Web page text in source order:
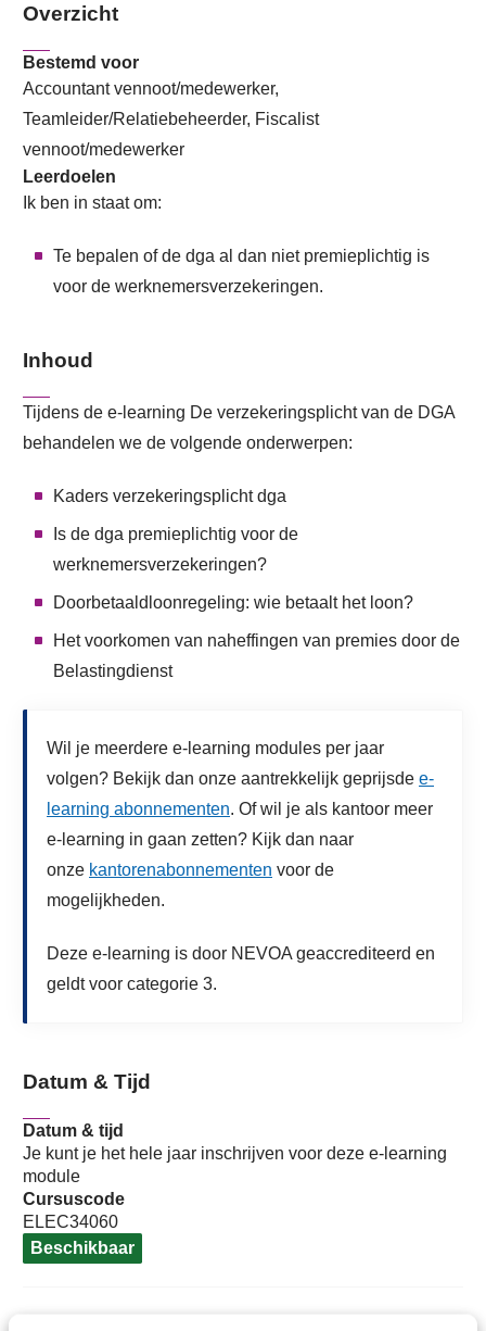
Overzicht
Bestemd voor
Accountant vennoot/medewerker,
Teamleider/Relatiebeheerder, Fiscalist
vennoot/medewerker
Leerdoelen
Ik ben in staat om:
Te bepalen of de dga al dan niet premieplichtig is
voor de werknemersverzekeringen.
Inhoud
Tijdens de e-learning De verzekeringsplicht van de DGA
behandelen we de volgende onderwerpen:
Kaders verzekeringsplicht dga
Is de dga premieplichtig voor de
werknemersverzekeringen?
Doorbetaaldloonregeling: wie betaalt het loon?
Het voorkomen van naheffingen van premies door de
Belastingdienst
Wil je meerdere e-learning modules per jaar
volgen? Bekijk dan onze aantrekkelijk geprijsde e-
learning abonnementen. Of wil je als kantoor meer
e-learning in gaan zetten? Kijk dan naar
onze kantorenabonnementen voor de
mogelijkheden.
Deze e-learning is door NEVOA geaccrediteerd en
geldt voor categorie 3.
Datum & Tijd
Datum & tijd
Je kunt je het hele jaar inschrijven voor deze e-learning
module
Cursuscode
ELEC34060
Beschikbaar